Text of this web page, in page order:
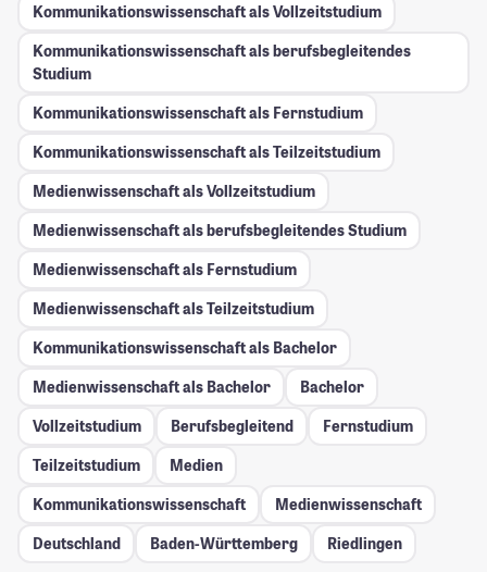
Kommunikationswissenschaft als Vollzeitstudium
Kommunikationswissenschaft als berufsbegleitendes
Studium
Kommunikationswissenschaft als Fernstudium
Kommunikationswissenschaft als Teilzeitstudium
Medienwissenschaft als Vollzeitstudium
Medienwissenschaft als berufsbegleitendes Studium
Medienwissenschaft als Fernstudium
Medienwissenschaft als Teilzeitstudium
Kommunikationswissenschaft als Bachelor
Medienwissenschaft als Bachelor
Bachelor
Vollzeitstudium
Berufsbegleitend
Fernstudium
Teilzeitstudium
Medien
Kommunikationswissenschaft
Medienwissenschaft
Deutschland
Baden-Württemberg Riedlingen